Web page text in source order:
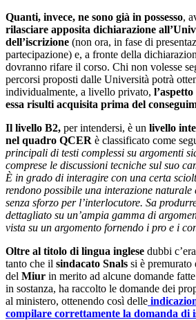
Quanti, invece, ne sono già in possesso,
rilasciare apposita dichiarazione
dell’iscrizione (non ora, in fase di
partecipazione) e, a fronte della
dovranno rifare il corso. Chi non volesse
percorsi proposti dalle Università potrà
individualmente, a livello privato,
essa risulti acquisita prima del
Il livello B2, per intendersi, è un livello
nel quadro QCER è classificato come
principali di testi complessi su argomenti
comprese le discussioni tecniche sul suo
È in grado di interagire con una certa
rendono possibile una interazione
senza sforzo per l’interlocutore. Sa
dettagliato su un’ampia gamma di
vista su un argomento fornendo i pro e i
Oltre al titolo di lingua inglese dubbi
tanto che il sindacato Snals si è premurato
del Miur in merito ad alcune domande
in sostanza, ha raccolto le domande dei
al ministero, ottenendo così delle
compilare correttamente la domanda di